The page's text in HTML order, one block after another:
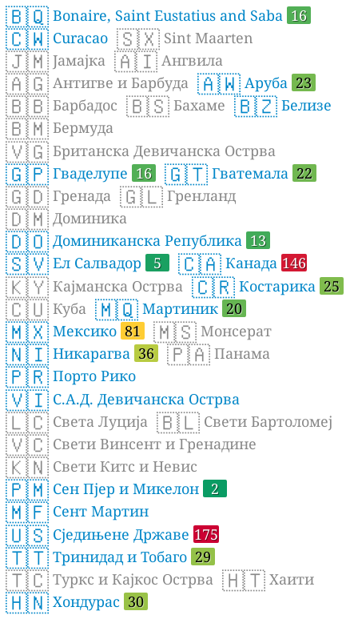
🇧🇶 Bonaire, Saint Eustatius and Saba 16
🇨🇼 Curacao 🇸🇽 Sint Maarten
🇯🇲 Јамајка 🇦🇮 Ангвила
🇦🇬 Антигве и Барбуда 🇦🇼 Аруба 23
🇧🇧 Барбадос 🇧🇸 Бахаме 🇧🇿 Белизе
🇧🇲 Бермуда
🇻🇬 Британска Девичанска Острва
🇬🇵 Гваделупе 16 🇬🇹 Гватемала 22
🇬🇩 Гренада 🇬🇱 Гренланд
🇩🇲 Доминика
🇩🇴 Доминиканска Република 13
🇸🇻 Ел Салвадор 5 🇨🇦 Канада 146
🇰🇾 Кајманска Острва 🇨🇷 Костарика 25
🇨🇺 Куба 🇲🇶 Мартиник 20
🇲🇽 Мексико 81 🇲🇸 Монсерат
🇳🇮 Никарагва 36 🇵🇦 Панама
🇵🇷 Порто Рико
🇻🇮 С.А.Д. Девичанска Острва
🇱🇨 Света Луција 🇧🇱 Свети Бартоломеј
🇻🇨 Свети Винсент и Гренадине
🇰🇳 Свети Китс и Невис
🇵🇲 Сен Пјер и Микелон 2
🇲🇫 Сент Мартин
🇺🇸 Сједињене Државе 175
🇹🇹 Тринидад и Тобаго 29
🇹🇨 Туркс и Кајкос Острва 🇭🇹 Хаити
🇭🇳 Хондурас 30